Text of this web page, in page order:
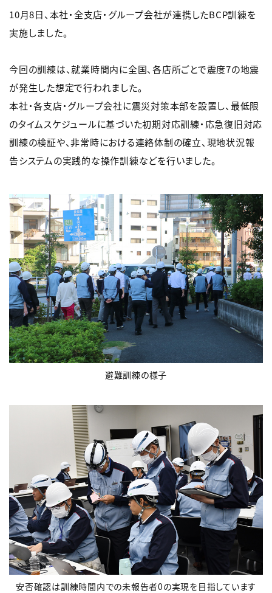
10月8日、本社・全支店・グループ会社が連携したBCP訓練を
実施しました。
今回の訓練は、就業時間内に全国、各店所ごとで震度7の地震
が発生した想定で行われました。
本社・各支店・グループ会社に震災対策本部を設置し、最低限
のタイムスケジュールに基づいた初期対応訓練・応急復旧対応
訓練の検証や、非常時における連絡体制の確立、現地状況報
告システムの実践的な操作訓練などを行いました。
避難訓練の様子
安否確認は訓練時間内での未報告者0の実現を目指しています